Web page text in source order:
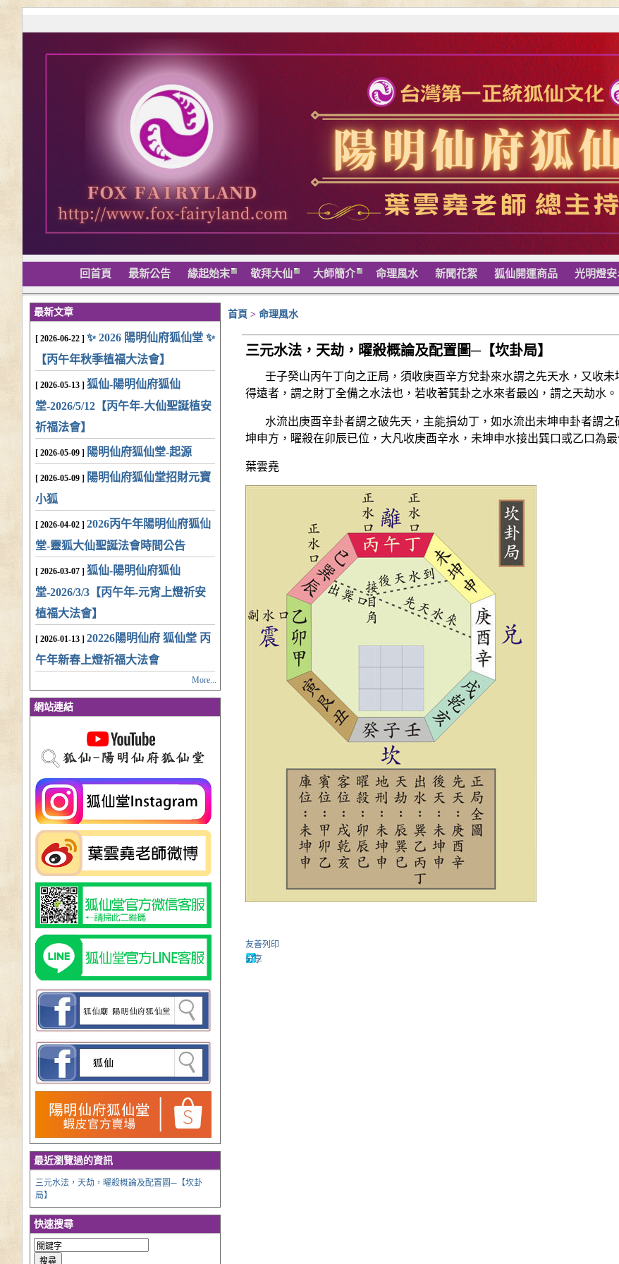
回首頁 最新公告 緣起始末 敬拜大仙 大師簡介 命理風水 新聞花絮 狐仙開運商品 光明燈安
最新文章
[ 2026-06-22 ] ✨ 2026 陽明仙府狐仙堂 ✨
【丙午年秋季植福大法會】
[ 2026-05-13 ] 狐仙-陽明仙府狐仙
堂-2026/5/12【丙午年-大仙聖誕植安
祈福法會】
[ 2026-05-09 ] 陽明仙府狐仙堂-起源
[ 2026-05-09 ] 陽明仙府狐仙堂招財元寶
小狐
[ 2026-04-02 ] 2026丙午年陽明仙府狐仙
堂-靈狐大仙聖誕法會時間公告
[ 2026-03-07 ] 狐仙-陽明仙府狐仙
堂-2026/3/3【丙午年-元宵上燈祈安
植福大法會】
[ 2026-01-13 ] 20226陽明仙府 狐仙堂 丙
午年新春上燈祈福大法會
More...
網站連結
最近瀏覽過的資訊
三元水法，天劫，曜殺概論及配置圖─【坎卦
局】
快速搜尋
首頁 > 命理風水
三元水法，天劫，曜殺概論及配置圖─【坎卦局】
壬子癸山丙午丁向之正局，須收庚酉辛方兌卦來水謂之先天水，又收未
得遠者，謂之財丁全備之水法也，若收著巽卦之水來者最凶，謂之天劫水。
水流出庚酉辛卦者謂之破先天，主能損幼丁，如水流出未坤申卦者謂之
坤申方，曜殺在卯辰已位，大凡收庚酉辛水，未坤申水接出巽口或乙口為最
葉雲堯
友善列印
分享